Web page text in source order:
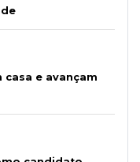
casa e avançam